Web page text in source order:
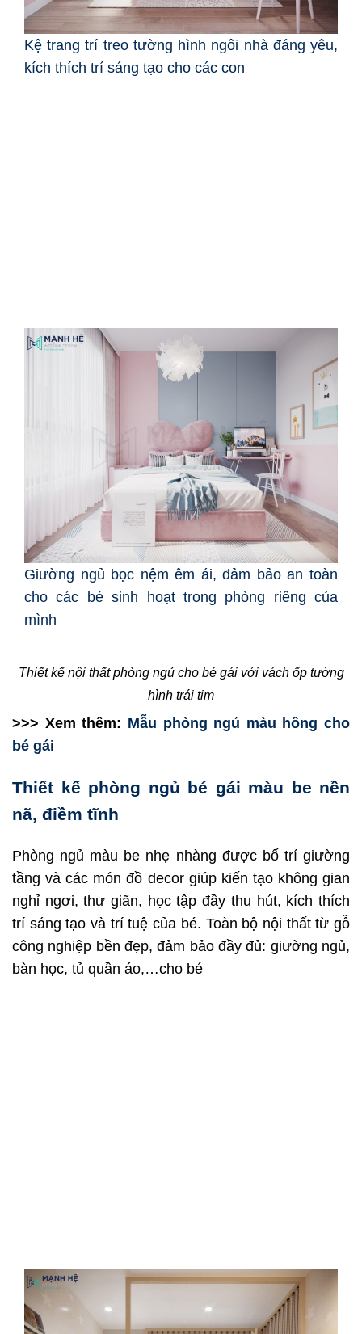
Kệ trang trí treo tường hình ngôi nhà đáng yêu,
kích thích trí sáng tạo cho các con
Giường ngủ bọc nệm êm ái, đảm bảo an toàn
cho các bé sinh hoạt trong phòng riêng của
mình
Thiết kế nội thất phòng ngủ cho bé gái với vách ốp tường
hình trái tim
>>> Xem thêm: Mẫu phòng ngủ màu hồng cho
bé gái
Thiết kế phòng ngủ bé gái màu be nền
nã, điềm tĩnh
Phòng ngủ màu be nhẹ nhàng được bố trí giường
tầng và các món đồ decor giúp kiến tạo không gian
nghỉ ngơi, thư giãn, học tập đầy thu hút, kích thích
trí sáng tạo và trí tuệ của bé. Toàn bộ nội thất từ gỗ
công nghiệp bền đẹp, đảm bảo đầy đủ: giường ngủ,
bàn học, tủ quần áo,…cho bé